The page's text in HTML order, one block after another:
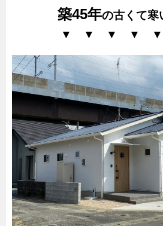
築45年の古くて寒
▼ ▼ ▼ ▼